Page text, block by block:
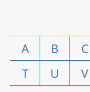
A B C
T
U V